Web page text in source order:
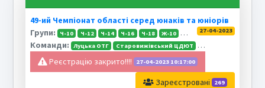
49-ий Чемпіонат області серед юнаків та юніорів
27-04-2023
Групи: Ч-10 Ч-12 Ч-14 Ч-16 Ч-18 Ж-10 Ж-12 Ж-14 Ж-16
Команди: Луцька ОТГ Старовижівський ЦДЮТ Рівненська ТГ
Реєстрацію закрито!!!! 27-04-2023 10:17:00
Зареєстровані 269